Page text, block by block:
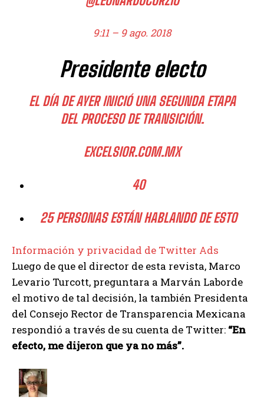
9:11 – 9 ago. 2018
Presidente electo
EL DÍA DE AYER INICIÓ UNA SEGUNDA ETAPA
DEL PROCESO DE TRANSICIÓN.
EXCELSIOR.COM.MX
40
25 PERSONAS ESTÁN HABLANDO DE ESTO
Información y privacidad de Twitter Ads
Luego de que el director de esta revista, Marco
Levario Turcott, preguntara a Marván Laborde
el motivo de tal decisión, la también Presidenta
del Consejo Rector de Transparencia Mexicana
respondió a través de su cuenta de Twitter: “En
efecto, me dijeron que ya no más”.